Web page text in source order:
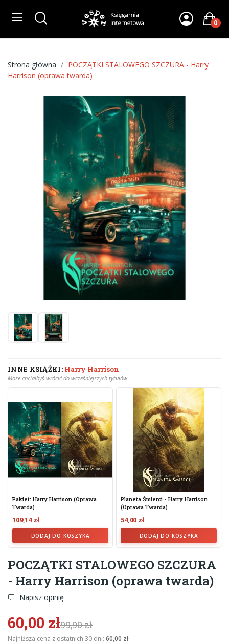
0
Strona główna
POCZĄTKI STALOWEGO SZCZURA - Harry
Harrison (oprawa twarda)
INNE KSIĄŻKI: Harry Harrison
Może chciałbyś wrócić do wcześniejszych tytułów
Pakiet: Harry Harrison (oprawa
Twarda)
109,14 zł
DODAJ DO KOSZYKA
Planeta Śmierci - Harry Harrison
(oprawa Twarda)
54,00 zł
DODAJ DO KOSZYKA
POCZĄTKI STALOWEGO SZCZURA
- Harry Harrison (oprawa twarda)
Napisz opinię
60,00 zł99,90 zł
Najniższa cena z ostatnich 30 dni: 60,00 zł